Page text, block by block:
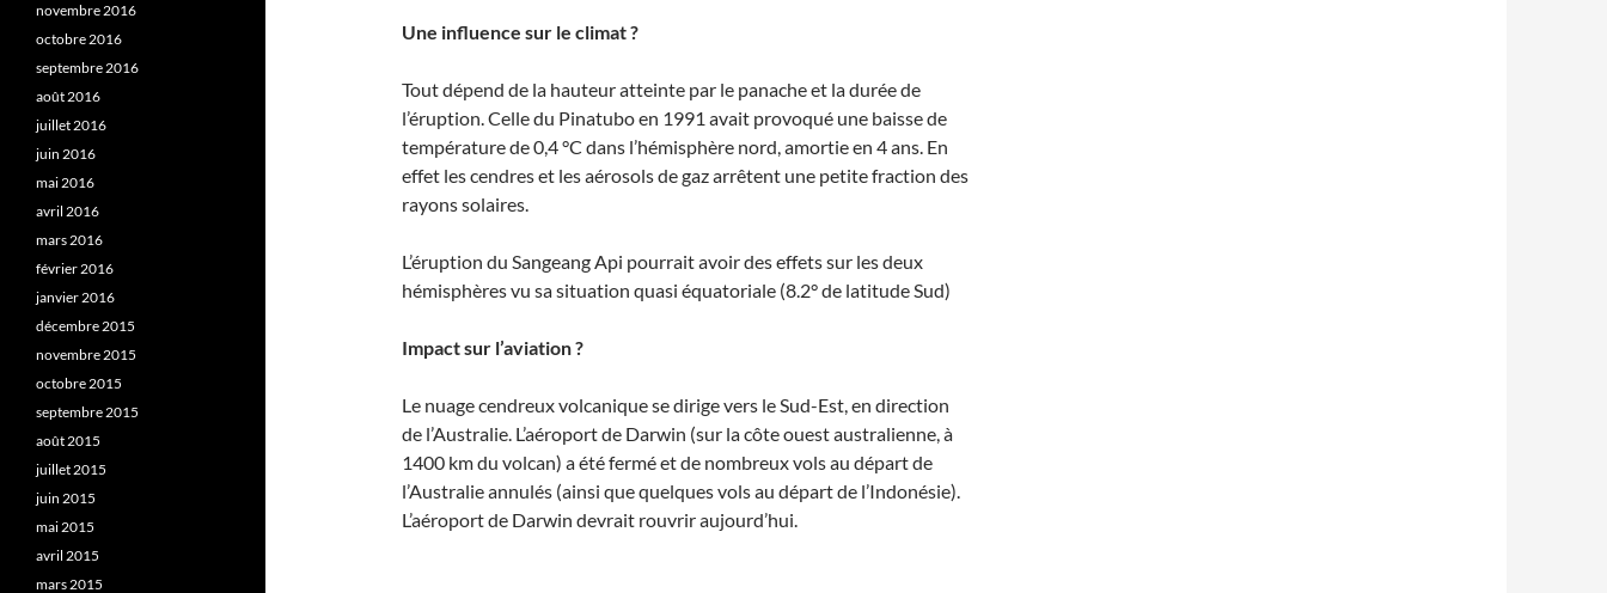
Une influence sur le climat ?
Tout dépend de la hauteur atteinte par le panache et la durée de
l’éruption. Celle du Pinatubo en 1991 avait provoqué une baisse de
température de 0,4 °C dans l’hémisphère nord, amortie en 4 ans. En
effet les cendres et les aérosols de gaz arrêtent une petite fraction des
rayons solaires.
L’éruption du Sangeang Api pourrait avoir des effets sur les deux
hémisphères vu sa situation quasi équatoriale (8.2° de latitude Sud)
Impact sur l’aviation ?
Le nuage cendreux volcanique se dirige vers le Sud-Est, en direction
de l’Australie. L’aéroport de Darwin (sur la côte ouest australienne, à
1400 km du volcan) a été fermé et de nombreux vols au départ de
l’Australie annulés (ainsi que quelques vols au départ de l’Indonésie).
L’aéroport de Darwin devrait rouvrir aujourd’hui.
novembre 2016
octobre 2016
septembre 2016
août 2016
juillet 2016
juin 2016
mai 2016
avril 2016
mars 2016
février 2016
janvier 2016
décembre 2015
novembre 2015
octobre 2015
septembre 2015
août 2015
juillet 2015
juin 2015
mai 2015
avril 2015
mars 2015